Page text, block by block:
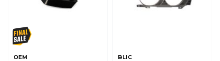
OEM BLIC